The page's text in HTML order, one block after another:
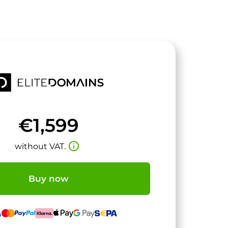
€1,599
without VAT. info_outline
Buy now